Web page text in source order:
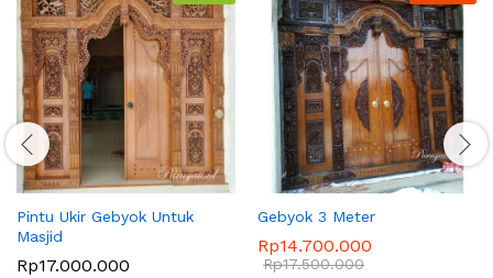
Pintu Ukir Gebyok Untuk
Masjid
Rp17.000.000
Gebyok 3 Meter
Rp14.700.000
Rp17.500.000